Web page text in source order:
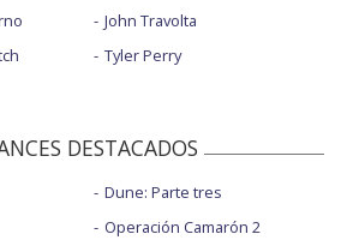
John Travolta
Tyler Perry
DESTACADOS
Dune: Parte tres
Operación Camarón 2